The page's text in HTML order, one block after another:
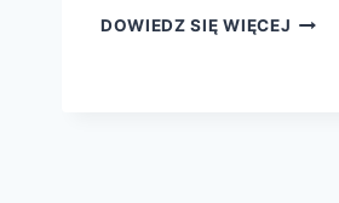
DOWIEDZ SIĘ WIĘCEJ